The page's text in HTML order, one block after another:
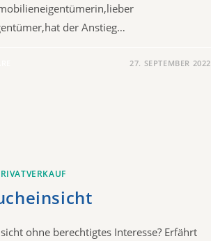
der Anstieg…
27. SEPTEMBER 2022
ohne berechtigtes Interesse? Erfährt